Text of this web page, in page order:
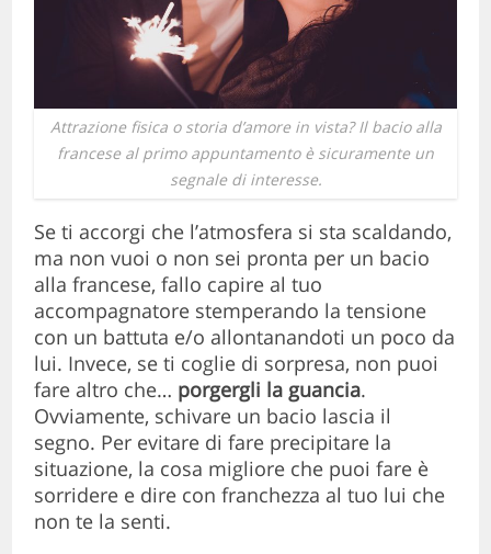
Attrazione fisica o storia d’amore in vista? Il bacio alla
francese al primo appuntamento è sicuramente un
segnale di interesse.
Se ti accorgi che l’atmosfera si sta scaldando,
ma non vuoi o non sei pronta per un bacio
alla francese, fallo capire al tuo
accompagnatore stemperando la tensione
con un battuta e/o allontanandoti un poco da
lui. Invece, se ti coglie di sorpresa, non puoi
fare altro che… porgergli la guancia.
Ovviamente, schivare un bacio lascia il
segno. Per evitare di fare precipitare la
situazione, la cosa migliore che puoi fare è
sorridere e dire con franchezza al tuo lui che
non te la senti.